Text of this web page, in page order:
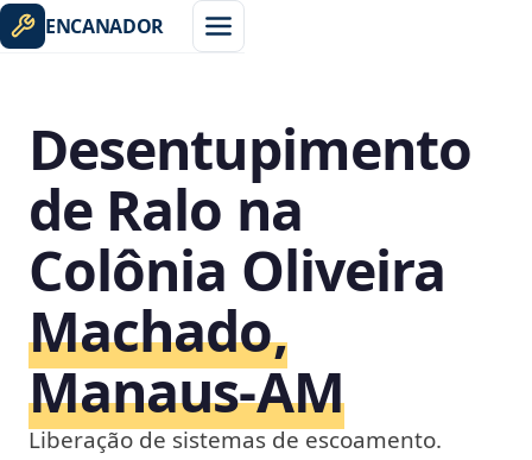
ENCANADOR
Desentupimento
de Ralo na
Colônia Oliveira
Machado,
Manaus‑AM
Liberação de sistemas de escoamento.